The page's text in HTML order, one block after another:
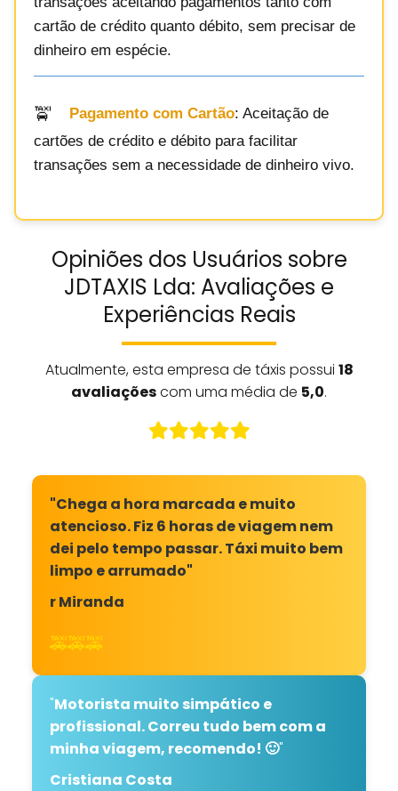
cartão de crédito quanto débito, sem precisar de
dinheiro em espécie.
Pagamento com Cartão: Aceitação de
cartões de crédito e débito para facilitar
transações sem a necessidade de dinheiro vivo.
Opiniões dos Usuários sobre
JDTAXIS Lda: Avaliações e
Experiências Reais
Atualmente, esta empresa de táxis possui 18
avaliaçõescom uma média de 5,0.
"Chega a hora marcada e muito
atencioso. Fiz 6 horas de viagem nem
dei pelo tempo passar. Táxi muito bem
limpo e arrumado"
r Miranda
🚕🚕🚕
"Motorista muito simpático e
profissional. Correu tudo bem com a
minha viagem, recomendo! 🙂"
Cristiana Costa